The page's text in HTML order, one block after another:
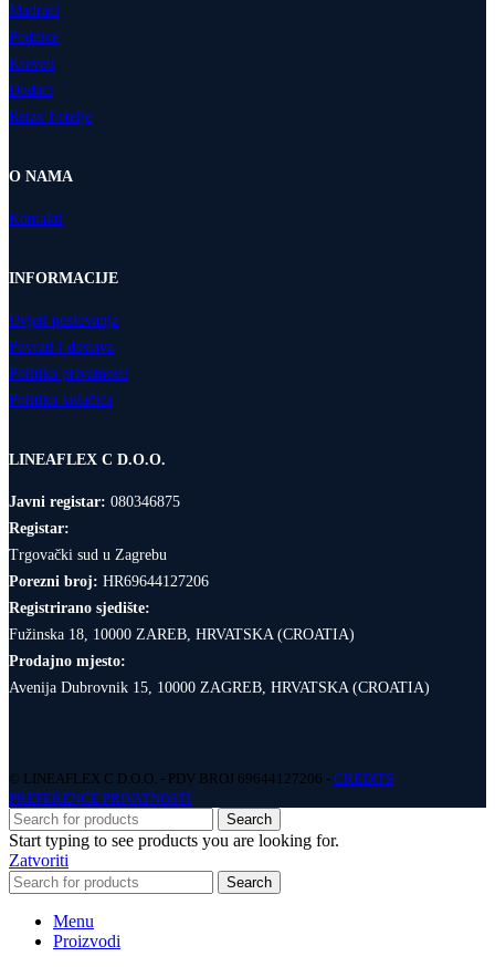
Madraci
Podnice
Kreveti
Dodaci
Relax Fotelje
O NAMA
Kontakti
INFORMACIJE
Uvjeti poslovanja
Povrati i dostava
Politika privatnosti
Politika kolačića
LINEAFLEX C D.O.O.
Javni registar: 080346875
Registar:
Trgovački sud u Zagrebu
Porezni broj: HR69644127206
Registrirano sjedište:
Fužinska 18, 10000 ZAREB, HRVATSKA (CROATIA)
Prodajno mjesto:
Avenija Dubrovnik 15, 10000 ZAGREB, HRVATSKA (CROATIA)
© LINEAFLEX C D.O.O. - PDV BROJ 69644127206 - CREDITS
PREFERENCE PRIVATNOSTI
Search
Start typing to see products you are looking for.
Zatvoriti
Search
Menu
Proizvodi